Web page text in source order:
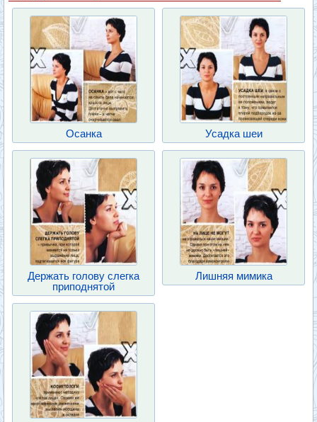
Осанка Усадка шеи
Держать голову слегка
приподнятой
Лишняя мимика